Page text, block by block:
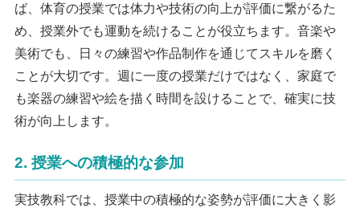
ば、体育の授業では体力や技術の向上が評価に繋がるた
め、授業外でも運動を続けることが役立ちます。音楽や
美術でも、日々の練習や作品制作を通じてスキルを磨く
ことが大切です。週に一度の授業だけではなく、家庭で
も楽器の練習や絵を描く時間を設けることで、確実に技
術が向上します。
2. 授業への積極的な参加
実技教科では、授業中の積極的な姿勢が評価に大きく影